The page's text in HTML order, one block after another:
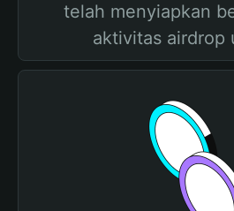
telah menyiapkan
aktivitas airdrop